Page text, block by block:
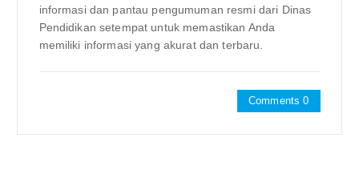
informasi dan pantau pengumuman resmi dari Dinas
Pendidikan setempat untuk memastikan Anda
memiliki informasi yang akurat dan terbaru.
Comments 0